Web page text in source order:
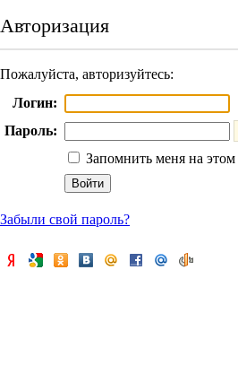
Авторизация
Пожалуйста, авторизуйтесь:
Логин:
Пароль:
Запомнить меня на
Забыли свой пароль?